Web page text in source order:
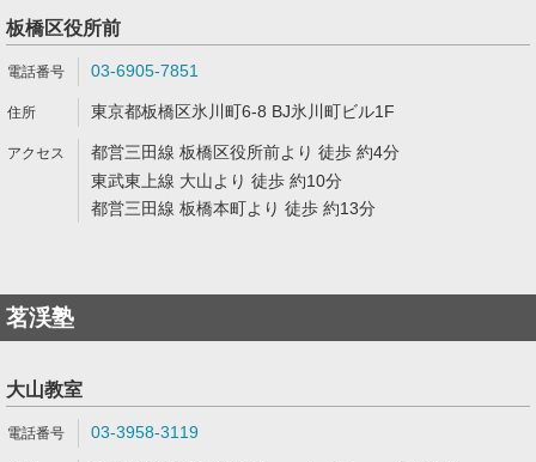
板橋区役所前
03-6905-7851
東京都板橋区氷川町6-8 BJ氷川町ビル1F
都営三田線 板橋区役所前より 徒歩 約4分
東武東上線 大山より 徒歩 約10分
都営三田線 板橋本町より 徒歩 約13分
茗渓塾
大山教室
03-3958-3119